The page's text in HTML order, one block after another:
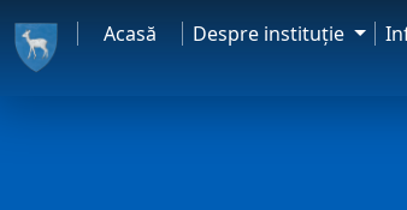
Acasă Despre instituţie